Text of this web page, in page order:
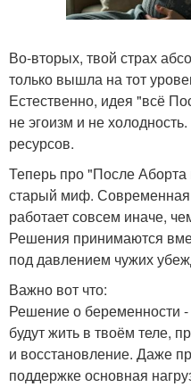
Во-вторых, твой страх
только вышла на тот
Естественно, идея "всё
не эгоизм и не
ресурсов.
Теперь про "После
старый миф.
работает совсем иначе,
Решения принимаются
под давлением чужих
Важно вот что:
Решение о беременности
будут жить в твоём теле,
и восстановление. Даже
поддержке основная